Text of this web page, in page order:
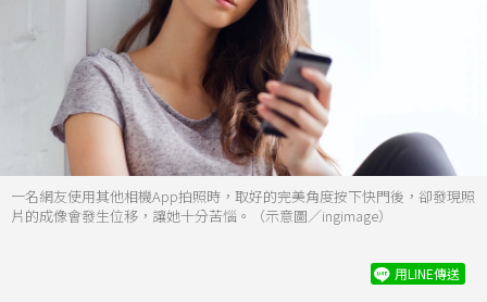
一名網友使用其他相機App拍照時，取好的完美角度按下快門後，卻發現照
片的成像會發生位移，讓她十分苦惱。（示意圖／ingimage）
用LINE傳送